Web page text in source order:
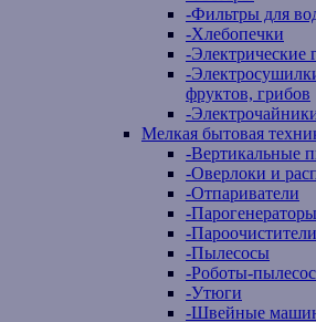
-Фильтры для
-Хлебопечки
-
-
фруктов, грибов
-
Мелкая бытовая
-Вертикальные
-Оверлоки и
-Отпариватели
-Парогенераторы
-Пароочистители
-Пылесосы
-Роботы-
-Утюги
-Швейные